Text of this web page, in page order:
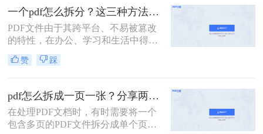
技巧都是非常有帮助的。那么pdf如何
拆分呢？本文将介绍三种简单且实用
的方法来拆分PDF文件。
一个pdf怎么拆分？这三种方法教你轻松拆分！
PDF文件由于其跨平台、不易被篡改
的特性，在办公、学习和生活中得到
了广泛的应用。然而，有时候一个大
型的PDF文件可能包含多个章节或不
拆分成多个小文件，以便更好地管理
和使用。那么一个PDF怎么拆分呢？
本文将介绍三种拆分PDF文件的方
法，帮助读者轻松实现PDF的拆分操
赞 踩
pdf怎么拆成一页一张？分享两种常用的拆分方法！
在处理PDF文档时，有时需要将一个
包含多页的PDF文件拆分成单个页面